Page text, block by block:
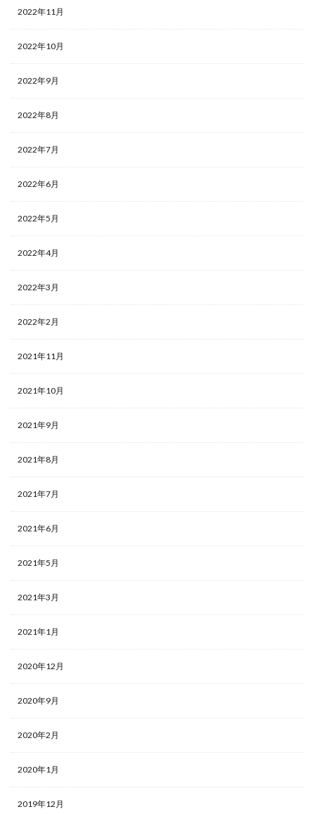
2022年11月
2022年10月
2022年9月
2022年8月
2022年7月
2022年6月
2022年5月
2022年4月
2022年3月
2022年2月
2021年11月
2021年10月
2021年9月
2021年8月
2021年7月
2021年6月
2021年5月
2021年3月
2021年1月
2020年12月
2020年9月
2020年2月
2020年1月
2019年12月